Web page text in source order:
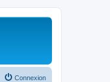
Connexion